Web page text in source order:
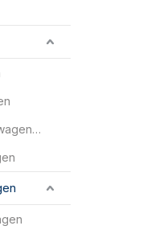
Wiegekits für Palettenhubwagenwaagen